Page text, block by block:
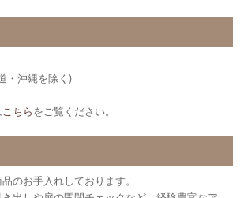
・沖縄を除く)
こちらをご覧ください。
のお手入れしております。